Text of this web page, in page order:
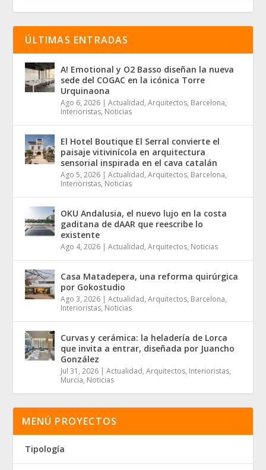
ÚLTIMAS ENTRADAS
A! Emotional y O2 Basso diseñan la nueva
sede del COGAC en la icónica Torre
Urquinaona
Ago 6, 2026 |Actualidad,Arquitectos, Barcelona,
Interioristas, Noticias
El Hotel Boutique El Serral convierte el
paisaje vitivinícola en arquitectura
sensorial inspirada en el cava catalán
Ago 5, 2026 |Actualidad,Arquitectos, Barcelona,
Interioristas, Noticias
OKU Andalusia, el nuevo lujo en la costa
gaditana de dAAR que reescribe lo
existente
Ago 4, 2026 |Actualidad,Arquitectos, Noticias
Casa Matadepera, una reforma quirúrgica
por Gokostudio
Ago 3, 2026 |Actualidad,Arquitectos, Barcelona,
Interioristas, Noticias
Curvas y cerámica: la heladería de Lorca
que invita a entrar, diseñada por Juancho
González
Jul 31, 2026 |Actualidad,Arquitectos, Interioristas,
Murcia, Noticias
MENÚ PROYECTOS
Tipología